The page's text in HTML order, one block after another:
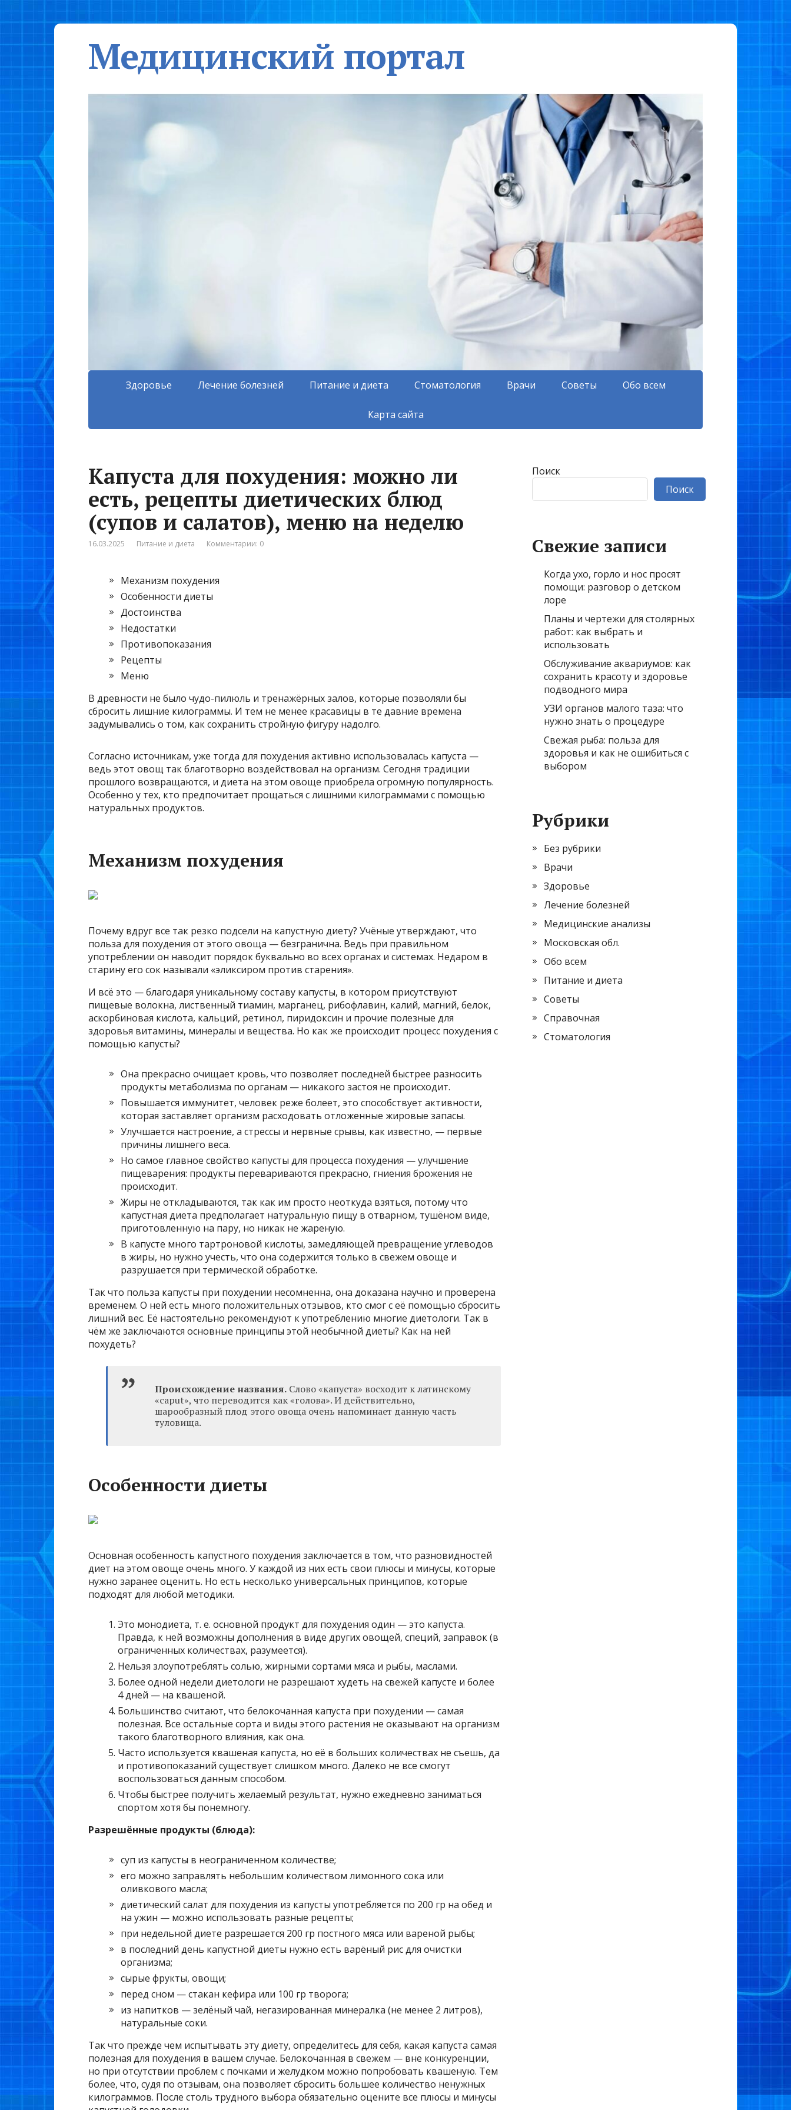
Медицинский портал
Здоровье Лечение болезней Питание и диета Стоматология Врачи Советы Обо всем
Карта сайта
Капуста для похудения: можно ли
есть, рецепты диетических блюд
(супов и салатов), меню на неделю
16.03.2025 Питание и диета Комментарии: 0
Механизм похудения
Особенности диеты
Достоинства
Недостатки
Противопоказания
Рецепты
Меню
В древности не было чудо-пилюль и тренажёрных залов, которые позволяли бы
сбросить лишние килограммы. И тем не менее красавицы в те давние времена
задумывались о том, как сохранить стройную фигуру надолго.
Согласно источникам, уже тогда для похудения активно использовалась капуста —
ведь этот овощ так благотворно воздействовал на организм. Сегодня традиции
прошлого возвращаются, и диета на этом овоще приобрела огромную популярность.
Особенно у тех, кто предпочитает прощаться с лишними килограммами с помощью
натуральных продуктов.
Механизм похудения
Почему вдруг все так резко подсели на капустную диету? Учёные утверждают, что
польза для похудения от этого овоща — безгранична. Ведь при правильном
употреблении он наводит порядок буквально во всех органах и системах. Недаром в
старину его сок называли «эликсиром против старения».
И всё это — благодаря уникальному составу капусты, в котором присутствуют
пищевые волокна, лиственный тиамин, марганец, рибофлавин, калий, магний, белок,
аскорбиновая кислота, кальций, ретинол, пиридоксин и прочие полезные для
здоровья витамины, минералы и вещества. Но как же происходит процесс похудения с
помощью капусты?
Она прекрасно очищает кровь, что позволяет последней быстрее разносить
продукты метаболизма по органам — никакого застоя не происходит.
Повышается иммунитет, человек реже болеет, это способствует активности,
которая заставляет организм расходовать отложенные жировые запасы.
Улучшается настроение, а стрессы и нервные срывы, как известно, — первые
причины лишнего веса.
Но самое главное свойство капусты для процесса похудения — улучшение
пищеварения: продукты перевариваются прекрасно, гниения брожения не
происходит.
Жиры не откладываются, так как им просто неоткуда взяться, потому что
капустная диета предполагает натуральную пищу в отварном, тушёном виде,
приготовленную на пару, но никак не жареную.
В капусте много тартроновой кислоты, замедляющей превращение углеводов
в жиры, но нужно учесть, что она содержится только в свежем овоще и
разрушается при термической обработке.
Так что польза капусты при похудении несомненна, она доказана научно и проверена
временем. О ней есть много положительных отзывов, кто смог с её помощью сбросить
лишний вес. Её настоятельно рекомендуют к употреблению многие диетологи. Так в
чём же заключаются основные принципы этой необычной диеты? Как на ней
похудеть?
Происхождение названия. Слово «капуста» восходит к латинскому
«caput», что переводится как «голова». И действительно,
шарообразный плод этого овоща очень напоминает данную часть
туловища.
Особенности диеты
Основная особенность капустного похудения заключается в том, что разновидностей
диет на этом овоще очень много. У каждой из них есть свои плюсы и минусы, которые
нужно заранее оценить. Но есть несколько универсальных принципов, которые
подходят для любой методики.
Это монодиета, т. е. основной продукт для похудения один — это капуста.
Правда, к ней возможны дополнения в виде других овощей, специй, заправок (в
ограниченных количествах, разумеется).
Нельзя злоупотреблять солью, жирными сортами мяса и рыбы, маслами.
Более одной недели диетологи не разрешают худеть на свежей капусте и более
4 дней — на квашеной.
Большинство считают, что белокочанная капуста при похудении — самая
полезная. Все остальные сорта и виды этого растения не оказывают на организм
такого благотворного влияния, как она.
Часто используется квашеная капуста, но её в больших количествах не съешь, да
и противопоказаний существует слишком много. Далеко не все смогут
воспользоваться данным способом.
Чтобы быстрее получить желаемый результат, нужно ежедневно заниматься
спортом хотя бы понемногу.
Разрешённые продукты (блюда):
суп из капусты в неограниченном количестве;
его можно заправлять небольшим количеством лимонного сока или
оливкового масла;
диетический салат для похудения из капусты употребляется по 200 гр на обед и
на ужин — можно использовать разные рецепты;
при недельной диете разрешается 200 гр постного мяса или вареной рыбы;
в последний день капустной диеты нужно есть варёный рис для очистки
организма;
сырые фрукты, овощи;
перед сном — стакан кефира или 100 гр творога;
из напитков — зелёный чай, негазированная минералка (не менее 2 литров),
натуральные соки.
Так что прежде чем испытывать эту диету, определитесь для себя, какая капуста самая
полезная для похудения в вашем случае. Белокочанная в свежем — вне конкуренции,
но при отсутствии проблем с почками и желудком можно попробовать квашеную. Тем
более, что, судя по отзывам, она позволяет сбросить большее количество ненужных
килограммов. После столь трудного выбора обязательно оцените все плюсы и минусы
Поиск
Поиск
Свежие записи
Когда ухо, горло и нос просят
помощи: разговор о детском
лоре
Планы и чертежи для столярных
работ: как выбрать и
использовать
Обслуживание аквариумов: как
сохранить красоту и здоровье
подводного мира
УЗИ органов малого таза: что
нужно знать о процедуре
Свежая рыба: польза для
здоровья и как не ошибиться с
выбором
Рубрики
Без рубрики
Врачи
Здоровье
Лечение болезней
Медицинские анализы
Московская обл.
Обо всем
Питание и диета
Советы
Справочная
Стоматология